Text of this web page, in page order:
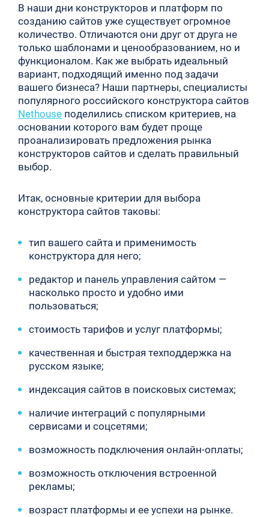
В наши дни конструкторов и платформ по
созданию сайтов уже существует огромное
количество. Отличаются они друг от друга не
только шаблонами и ценообразованием, но и
функционалом. Как же выбрать идеальный
вариант, подходящий именно под задачи
вашего бизнеса? Наши партнеры, специалисты
популярного российского конструктора сайтов
Nethouse поделились списком критериев, на
основании которого вам будет проще
проанализировать предложения рынка
конструкторов сайтов и сделать правильный
выбор.
Итак, основные критерии для выбора
конструктора сайтов таковы:
тип вашего сайта и применимость
конструктора для него;
редактор и панель управления сайтом —
насколько просто и удобно ими
пользоваться;
стоимость тарифов и услуг платформы;
качественная и быстрая техподдержка на
русском языке;
индексация сайтов в поисковых системах;
наличие интеграций с популярными
сервисами и соцсетями;
возможность подключения онлайн-оплаты;
возможность отключения встроенной
рекламы;
возраст платформы и ее успехи на рынке.